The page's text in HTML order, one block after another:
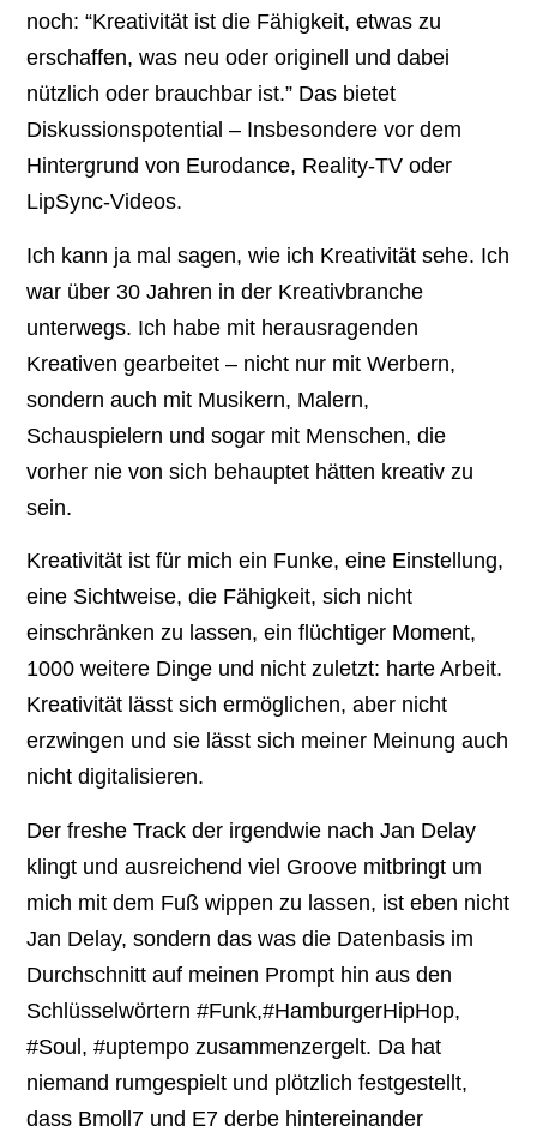
noch: “Kreativität ist die Fähigkeit, etwas zu
erschaffen, was neu oder originell und dabei
nützlich oder brauchbar ist.” Das bietet
Diskussionspotential – Insbesondere vor dem
Hintergrund von Eurodance, Reality-TV oder
LipSync-Videos.
Ich kann ja mal sagen, wie ich Kreativität sehe. Ich
war über 30 Jahren in der Kreativbranche
unterwegs. Ich habe mit herausragenden
Kreativen gearbeitet – nicht nur mit Werbern,
sondern auch mit Musikern, Malern,
Schauspielern und sogar mit Menschen, die
vorher nie von sich behauptet hätten kreativ zu
sein.
Kreativität ist für mich ein Funke, eine Einstellung,
eine Sichtweise, die Fähigkeit, sich nicht
einschränken zu lassen, ein flüchtiger Moment,
1000 weitere Dinge und nicht zuletzt: harte Arbeit.
Kreativität lässt sich ermöglichen, aber nicht
erzwingen und sie lässt sich meiner Meinung auch
nicht digitalisieren.
Der freshe Track der irgendwie nach Jan Delay
klingt und ausreichend viel Groove mitbringt um
mich mit dem Fuß wippen zu lassen, ist eben nicht
Jan Delay, sondern das was die Datenbasis im
Durchschnitt auf meinen Prompt hin aus den
Schlüsselwörtern #Funk,#HamburgerHipHop,
#Soul, #uptempo zusammenzergelt. Da hat
niemand rumgespielt und plötzlich festgestellt,
dass Bmoll7 und E7 derbe hintereinander